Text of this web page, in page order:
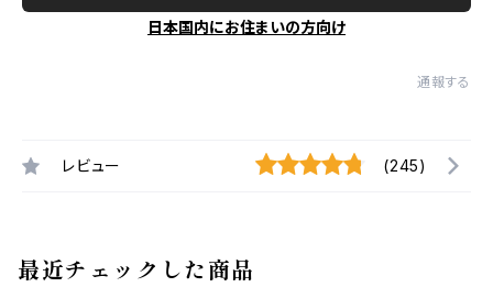
日本国内にお住まいの方向け
通報する
レビュー (245)
最近チェックした商品